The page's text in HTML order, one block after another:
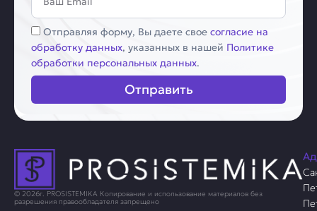
Соглашение
Отправляя форму, Вы даете свое согласие на
обработку данных, указанных в нашей Политике
обработки персональных данных.
Отправить
© 2026г. PROSISTEMIKA Копирование и использование материалов без
разрешения правообладателя запрещено